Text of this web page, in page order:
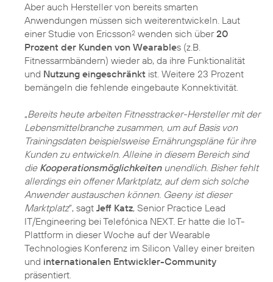
Aber auch Hersteller von bereits smarten
Anwendungen müssen sich weiterentwickeln. Laut
einer Studie von Ericsson2 wenden sich über20
Prozent der Kunden von Wearables (z.B.
Fitnessarmbändern) wieder ab, da ihre Funktionalität
und Nutzung eingeschränkt ist. Weitere 23 Prozent
bemängeln die fehlende eingebaute Konnektivität.
„Bereits heute arbeiten Fitnesstracker-Hersteller mit der
Lebensmittelbranche zusammen, um auf Basis von
Trainingsdaten beispielsweise Ernährungspläne für ihre
Kunden zu entwickeln. Alleine in diesem Bereich sind
die Kooperationsmöglichkeitenunendlich. Bisher fehlt
allerdings ein offener Marktplatz, auf dem sich solche
Anwender austauschen können. Geeny ist dieser
Marktplatz“, sagt Jeff Katz, Senior Practice Lead
IT/Engineering bei Telefónica NEXT. Er hatte die IoT-
Plattform in dieser Woche auf der Wearable
Technologies Konferenz im Silicon Valley einer breiten
und internationalen Entwickler-Community
präsentiert.